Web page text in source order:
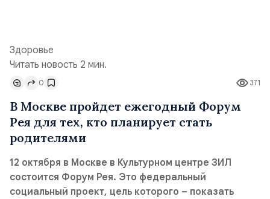
Здоровье
Читать новость 2 мин.
371
0
В Москве пройдет ежегодный Форум
Рея для тех, кто планирует стать
родителями
12 октября в Москве в Культурном центре ЗИЛ
состоится Форум Рея. Это федеральный
социальный проект, цель которого – показать